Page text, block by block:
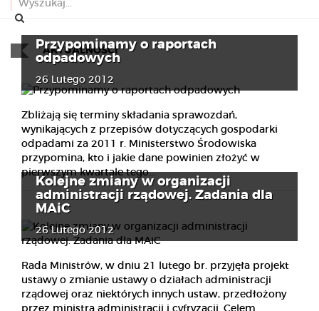
AKTUALNOŚCI
Przypominamy o raportach
odpadowych
26 Lutego 2012
Zbliżają się terminy składania sprawozdań,
wynikających z przepisów dotyczących gospodarki
odpadami za 2011 r. Ministerstwo Środowiska
przypomina, kto i jakie dane powinien złożyć w
pierwszym kwartale tego...
Kolejne zmiany w organizacji
administracji rządowej. Zadania dla
MAiC
26 Lutego 2012
Rada Ministrów, w dniu 21 lutego br. przyjęła projekt
ustawy o zmianie ustawy o działach administracji
rządowej oraz niektórych innych ustaw, przedłożony
przez ministra administracji i cyfryzacji. Celem...